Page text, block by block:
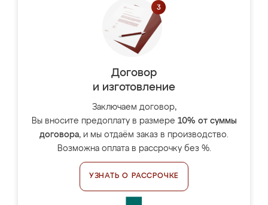
Договор
и изготовление
Заключаем договор,
Вы вносите предоплату в размере 10% от суммы
договора, и мы отдаём заказ в производство.
Возможна оплата в рассрочку без %.
УЗНАТЬ О РАССРОЧКЕ